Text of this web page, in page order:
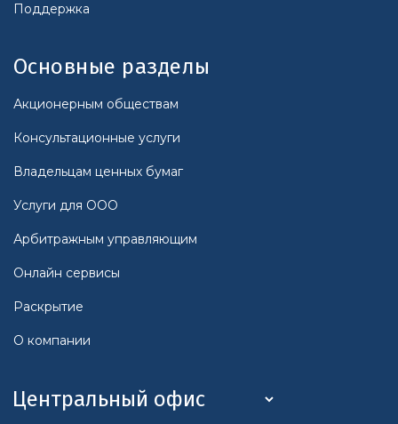
Поддержка
Основные разделы
Акционерным обществам
Консультационные услуги
Владельцам ценных бумаг
Услуги для ООО
Арбитражным управляющим
Онлайн сервисы
Раскрытие
О компании